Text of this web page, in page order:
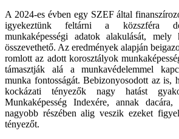
A 2024-es évben egy SZEF által
igyekeztünk feltárni a közszféra
munkaképességi adatok alakulását, mely
összevethető. Az eredmények alapján
romlott az adott korosztályok
támasztják alá a munkavédelemmel
munka fontosságát. Bebizonyosodott az is,
kockázati tényezők nagy hatást
Munkaképesség Indexére, annak
nagyobb részében alig veszik ezeket
tényezőt.